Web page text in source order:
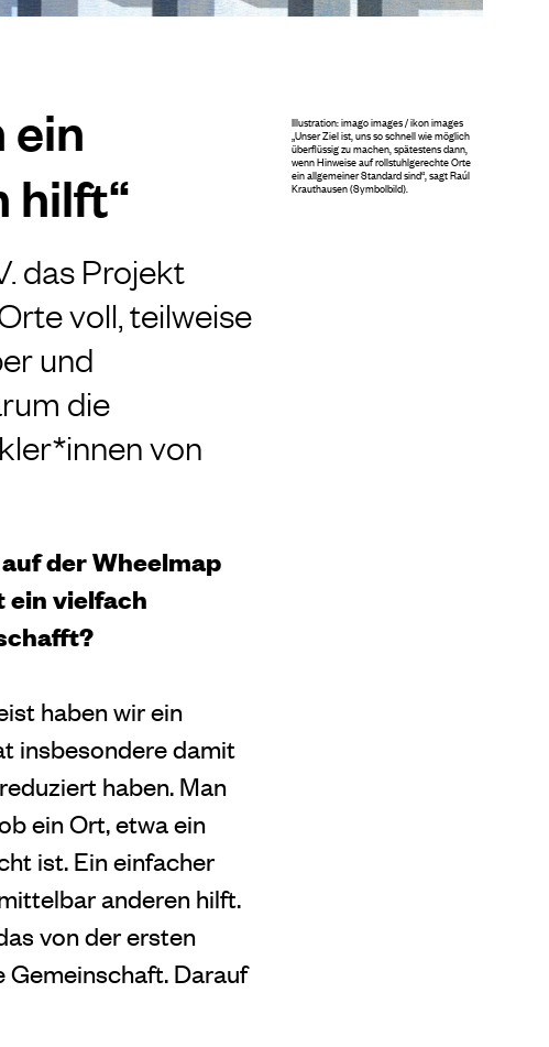
ein
hilft“
das Projekt
voll, teilweise
und
die
von
der Wheelmap
ein vielfach
haben wir ein
insbesondere damit
haben. Man
ein Ort, etwa ein
ist. Ein einfacher
anderen hilft.
von der ersten
Gemeinschaft. Darauf
Illustration: imago images / ikon images
„Unser Ziel ist, uns so schnell wie möglich
überflüssig zu machen, spätestens dann,
wenn Hinweise auf rollstuhlgerechte Orte
ein allgemeiner Standard sind“, sagt Raúl
Krauthausen (Symbolbild).